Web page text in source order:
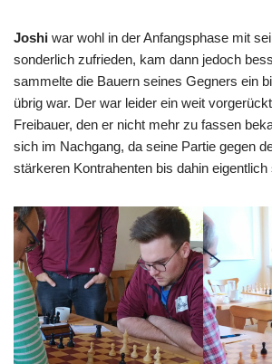
Joshi war wohl in der Anfangsphase mit
sonderlich zufrieden, kam dann jedoch
sammelte die Bauern seines Gegners ein
übrig war. Der war leider ein weit
Freibauer, den er nicht mehr zu fassen
sich im Nachgang, da seine Partie gegen
stärkeren Kontrahenten bis dahin